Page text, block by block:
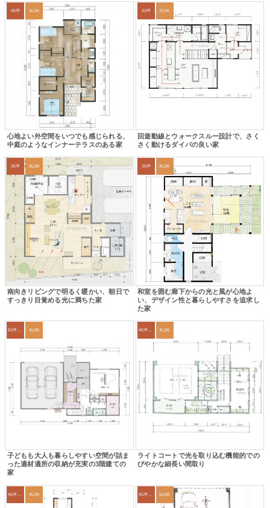
45坪 4LDK
心地よい外空間をいつでも感じられる、
中庭のようなインナーテラスのある家
33坪 2LDK
回遊動線とウォークスルー設計で、さく
さく動けるダイパの良い家
35坪 3LDK
南向きリビングで明るく暖かい、朝日で
すっきり目覚める光に満ちた家
35坪 4LDK
和室を囲む廊下からの光と風が心地よ
い、デザイン性と暮らしやすさを追求し
た家
4LDK
子どもも大人も暮らしやすい空間が詰ま
った適材適所の収納が充実の3階建ての
家
45坪～49坪 4LDK
ライトコートで光を取り込む機能的での
びやかな細長い間取り
4LDK 45坪～49坪 5LDK